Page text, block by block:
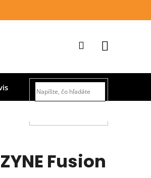
Prihlásenie
košík
Fusion